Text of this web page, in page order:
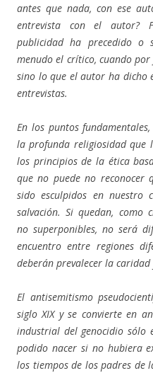
antes que nada, con ese
entrevista con el autor?
publicidad ha precedido
menudo el crítico, cuando
sino lo que el autor ha dicho
entrevistas.
En los puntos
la profunda religiosidad que
los principios de la ética
que no puede no reconocer
sido esculpidos en nuestro
salvación. Si quedan, como
no superponibles, no será
encuentro entre regiones
deberán prevalecer la caridad
El antisemitismo
siglo XIX y se convierte en
industrial del genocidio sólo
podido nacer si no hubiera
los tiempos de los padres de